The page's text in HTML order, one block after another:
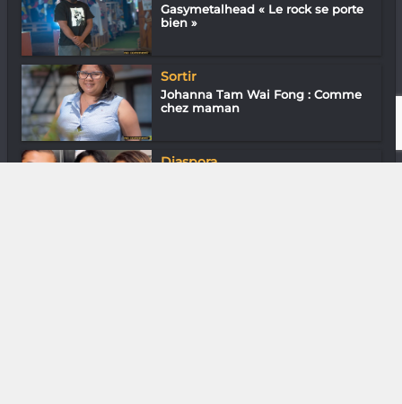
Gasymetalhead « Le rock se porte
bien »
Sortir
Johanna Tam Wai Fong : Comme
chez maman
Diaspora